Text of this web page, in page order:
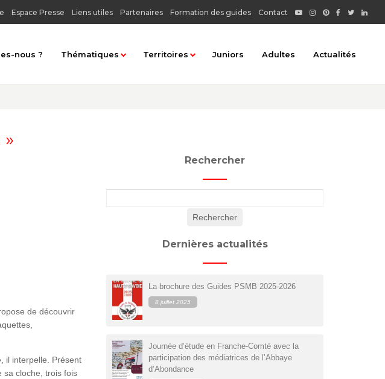
nous ? Thématiques
Ski et sports d'hiver
Traditions populaires
Territoires
Faucigny : Basse vallée de l'Arve
Maurienne
Tarentaise
Juniors Adultes Actualités
Espace Presse Liens utiles Partenaires Formation des guides Contact
de découvrir
il interpelle. Présent
sa cloche, trois fois
Rechercher
Dernières actualités
La brochure des Guides PSMB 2025-2026
8 juillet 2025
Journée d’étude en Franche-Comté avec la
participation des médiatrices de l’Abbaye
d’Abondance